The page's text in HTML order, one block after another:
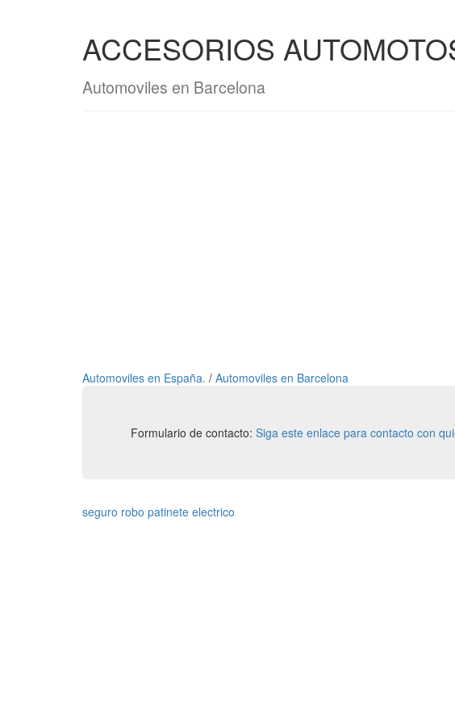
ACCESORIOS
Automoviles en Barcelona
Automoviles en España. / Automoviles en Barcelona
Formulario de contacto: Siga este enlace para contacto con
seguro robo patinete electrico